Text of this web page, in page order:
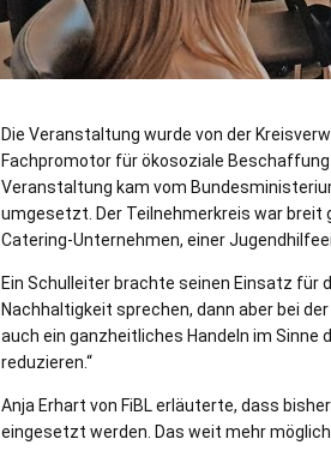
Die Veranstaltung wurde von der
Fachpromotor für ökosoziale
Veranstaltung kam vom
umgesetzt. Der Teilnehmerkreis war breit
Catering-Unternehmen, einer
Ein Schulleiter brachte seinen Einsatz für
Nachhaltigkeit sprechen, dann aber bei
auch ein ganzheitliches Handeln im Sinne
reduzieren.“
Anja Erhart von FiBL erläuterte, dass
eingesetzt werden. Das weit mehr